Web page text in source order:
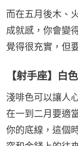
而在五月後木、
成就感，你會變
覺得很充實，但
【射手座】白
淺啡色可以讓人
在一到二月要適
你的底線，這個